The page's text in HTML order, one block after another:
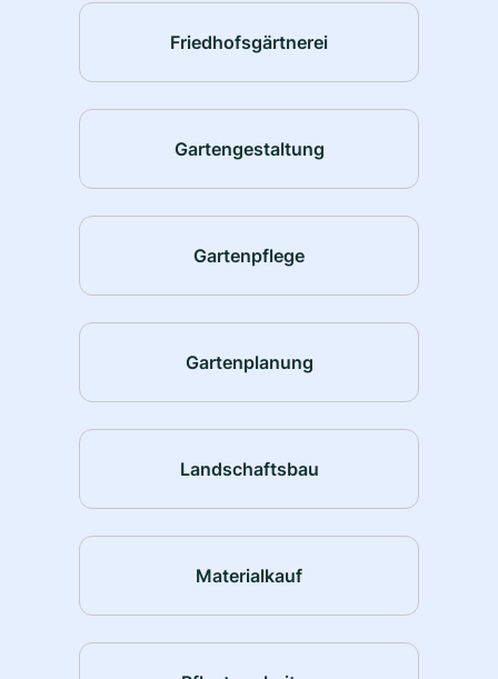
Friedhofsgärtnerei
Gartengestaltung
Gartenpflege
Gartenplanung
Landschaftsbau
Materialkauf